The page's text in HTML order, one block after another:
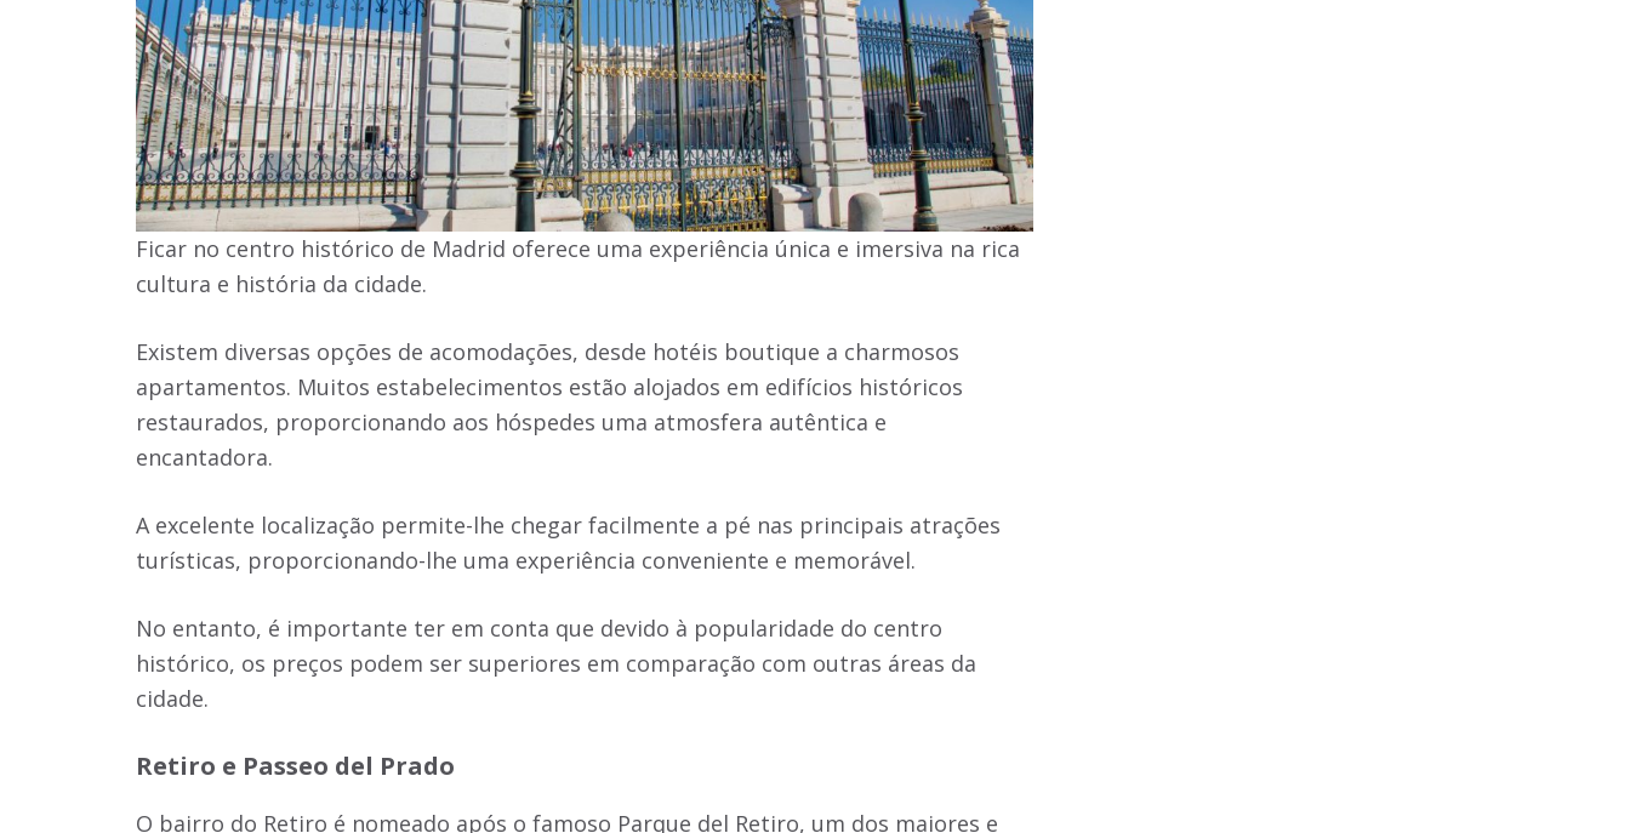
Ficar no centro histórico de Madrid oferece uma experiência única e imersiva na rica
cultura e história da cidade.
Existem diversas opções de acomodações, desde hotéis boutique a charmosos
apartamentos. Muitos estabelecimentos estão alojados em edifícios históricos
restaurados, proporcionando aos hóspedes uma atmosfera autêntica e
encantadora.
A excelente localização permite-lhe chegar facilmente a pé nas principais atrações
turísticas, proporcionando-lhe uma experiência conveniente e memorável.
No entanto, é importante ter em conta que devido à popularidade do centro
histórico, os preços podem ser superiores em comparação com outras áreas da
cidade.
Retiro e Passeo del Prado
O bairro do Retiro é nomeado após o famoso Parque del Retiro, um dos maiores e